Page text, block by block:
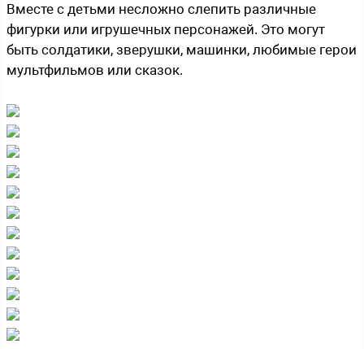
Вместе с детьми несложно слепить различные
фигурки или игрушечных персонажей. Это могут
быть солдатики, зверушки, машинки, любимые герои
мультфильмов или сказок.